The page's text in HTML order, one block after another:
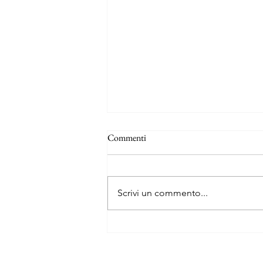
Commenti
Scrivi un commento...